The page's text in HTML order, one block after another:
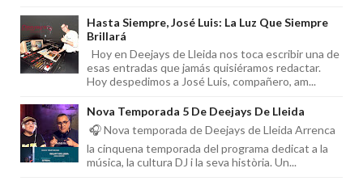
Hasta Siempre, José Luis: La Luz Que Siempre
Brillará
Hoy en Deejays de Lleida nos toca escribir una de
esas entradas que jamás quisiéramos redactar.
Hoy despedimos a José Luis, compañero, am...
Nova Temporada 5 De Deejays De Lleida
🎧 Nova temporada de Deejays de Lleida Arrenca
la cinquena temporada del programa dedicat a la
música, la cultura DJ i la seva història. Un...